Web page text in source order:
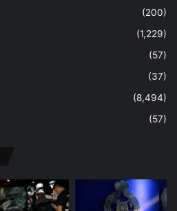
(200)
(1,229)
(57)
(37)
(8,494)
(57)